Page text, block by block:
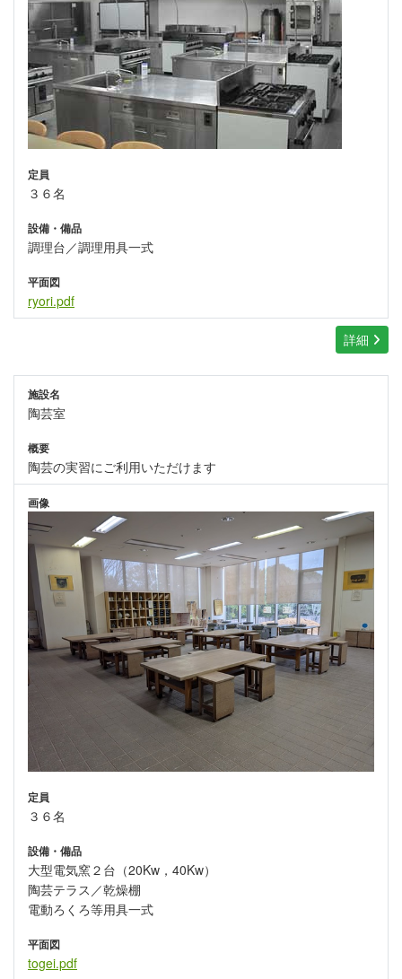
定員
３６名
設備・備品
調理台／調理用具一式
平面図
ryori.pdf
詳細
施設名
陶芸室
概要
陶芸の実習にご利用いただけます
画像
定員
３６名
設備・備品
大型電気窯２台（20Kw，40Kw）
陶芸テラス／乾燥棚
電動ろくろ等用具一式
平面図
togei.pdf